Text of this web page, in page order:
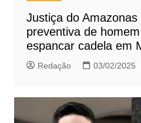
Justiça do
preventiva de
espancar cadela em
Redação 03/02/2025